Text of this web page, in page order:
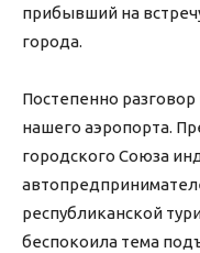
прибывший на
города.
Постепенно
нашего аэропорта.
городского Союза
республиканской
беспокоила тема